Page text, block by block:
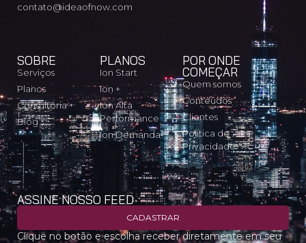
contato@ideaofnow.com
SOBRE
Serviços
Planos
Consultoria
Blog
PLANOS
Ion Start
Ion +
Ion Alta
Performance
Ion Demanda
POR ONDE
COMEÇAR
Quem somos
Conteúdos
Clientes
Política de
Privacidade
ASSINE NOSSO FEED
CADASTRAR
Clique no botão e escolha receber diretamente em seu